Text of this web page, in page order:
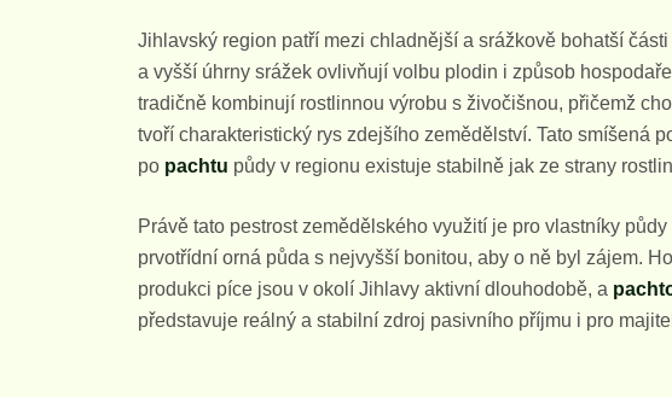
Jihlavský region patří mezi chladnější a srážkově bohatší
a vyšší úhrny srážek ovlivňují volbu plodin i způsob
tradičně kombinují rostlinnou výrobu s živočišnou, přičemž
tvoří charakteristický rys zdejšího zemědělství. Tato smíšená
po pachtu půdy v regionu existuje stabilně jak ze strany
Právě tato pestrost zemědělského využití je pro vlastníky
prvotřídní orná půda s nejvyšší bonitou, aby o ně byl zájem.
produkci píce jsou v okolí Jihlavy aktivní dlouhodobě, a
představuje reálný a stabilní zdroj pasivního příjmu i pro